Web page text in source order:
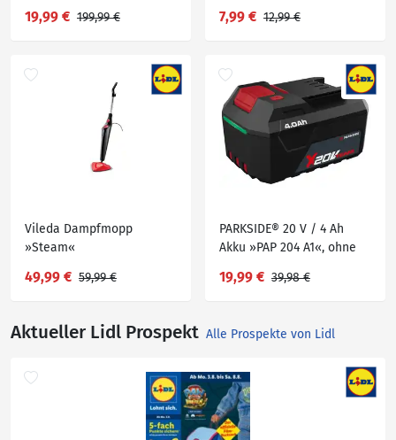
19,99 € 199,99 € 7,99 € 12,99 €
Vileda Dampfmopp
»Steam«
49,99 € 59,99 €
PARKSIDE® 20 V / 4 Ah
Akku »PAP 204 A1«, ohne
19,99 € 39,98 €
Aktueller Lidl Prospekt Alle Prospekte von Lidl